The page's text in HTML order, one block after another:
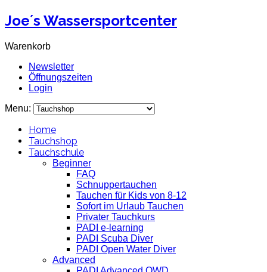
Joe´s Wassersportcenter
Warenkorb
Newsletter
Öffnungszeiten
Login
Menu:
Home
Tauchshop
Tauchschule
Beginner
FAQ
Schnuppertauchen
Tauchen für Kids von 8-12
Sofort im Urlaub Tauchen
Privater Tauchkurs
PADI e-learning
PADI Scuba Diver
PADI Open Water Diver
Advanced